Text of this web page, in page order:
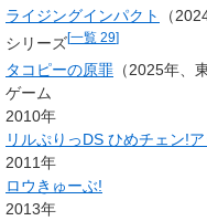
ライジングインパクト
（
シリーズ[一覧 29]
タコピーの原罪 （2025年、
ゲーム
2010年
リルぷりっDS ひめチェン!
2011年
ロウきゅーぶ!
2013年